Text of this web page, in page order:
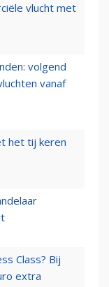
vlucht met
volgend
vanaf
het tij keren
Class? Bij
extra